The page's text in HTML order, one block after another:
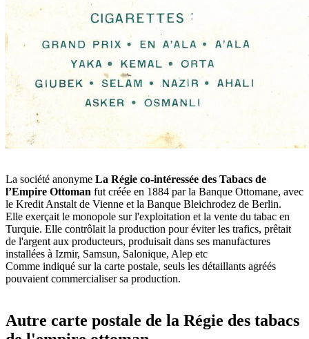
La société anonyme La Régie co-intéressée des Tabacs de
l’Empire Ottoman fut créée en 1884 par la Banque Ottomane, avec
le Kredit Anstalt de Vienne et la Banque Bleichrodez de Berlin.
Elle exerçait le monopole sur l'exploitation et la vente du tabac en
Turquie. Elle contrôlait la production pour éviter les trafics, prêtait
de l'argent aux producteurs, produisait dans ses manufactures
installées à Izmir, Samsun, Salonique, Alep etc
Comme indiqué sur la carte postale, seuls les détaillants agréés
pouvaient commercialiser sa production.
Autre carte postale de la Régie des tabacs